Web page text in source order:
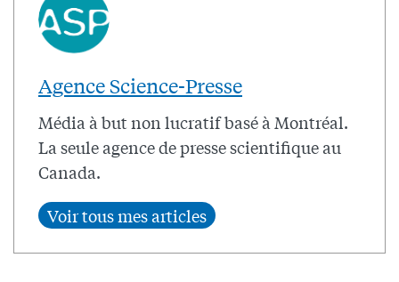
Agence Science-Presse
Média à but non lucratif basé à Montréal.
La seule agence de presse scientifique au
Canada.